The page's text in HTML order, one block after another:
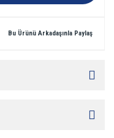
Bu Ürünü Arkadaşınla Paylaş